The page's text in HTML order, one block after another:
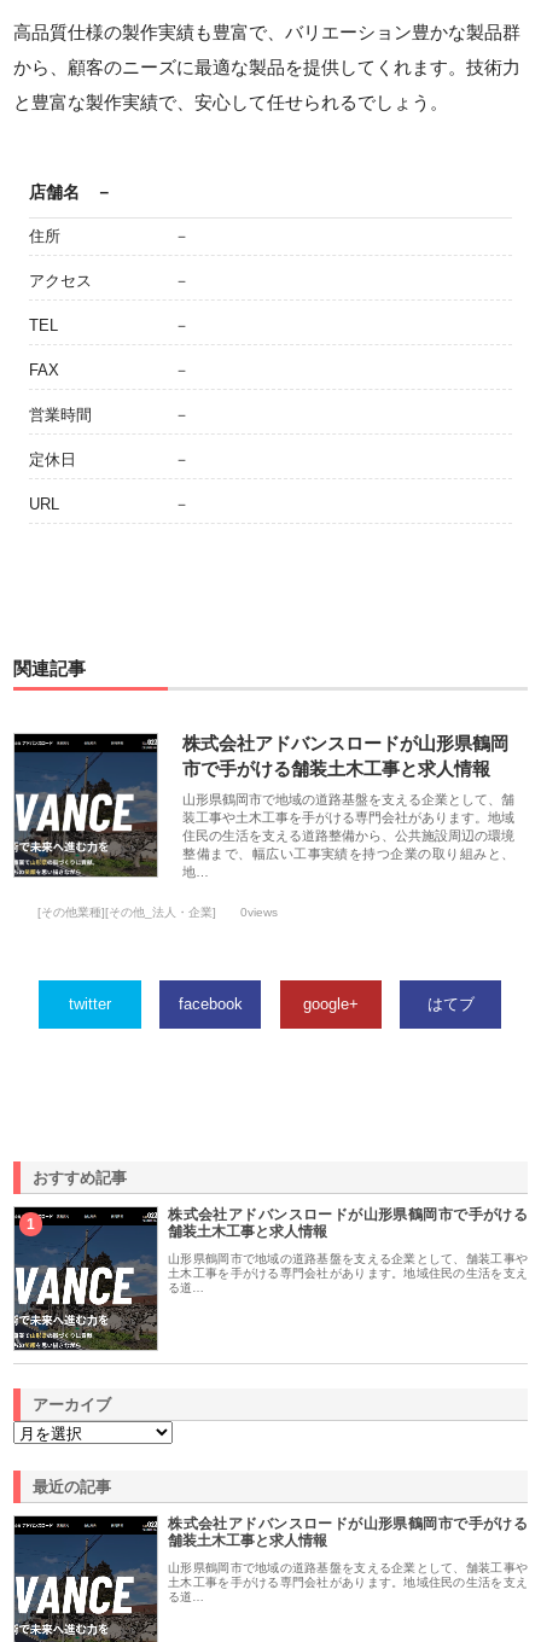
高品質仕様の製作実績も豊富で、バリエーション豊かな製品群
から、顧客のニーズに最適な製品を提供してくれます。技術力
と豊富な製作実績で、安心して任せられるでしょう。
店舗名 －
住所 －
アクセス －
TEL －
FAX －
営業時間 －
定休日 －
URL －
関連記事
株式会社アドバンスロードが山形県鶴岡
市で手がける舗装土木工事と求人情報
山形県鶴岡市で地域の道路基盤を支える企業として、舗
装工事や土木工事を手がける専門会社があります。地域
住民の生活を支える道路整備から、公共施設周辺の環境
整備まで、幅広い工事実績を持つ企業の取り組みと、
地…
[その他業種][その他_法人・企業] 0views
twitter facebook google+ はてブ
おすすめ記事
1
株式会社アドバンスロードが山形県鶴岡市で手がける
舗装土木工事と求人情報
山形県鶴岡市で地域の道路基盤を支える企業として、舗装工事や
土木工事を手がける専門会社があります。地域住民の生活を支え
る道…
アーカイブ
最近の記事
株式会社アドバンスロードが山形県鶴岡市で手がける
舗装土木工事と求人情報
山形県鶴岡市で地域の道路基盤を支える企業として、舗装工事や
土木工事を手がける専門会社があります。地域住民の生活を支え
る道…